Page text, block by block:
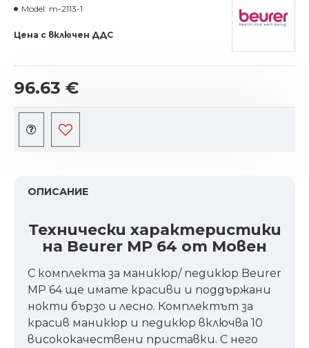
96.63 €
Model: m-2113-1
Цена с включен ДДС
ОПИСАНИЕ
Технически характеристики
на Beurer MP 64 от Мовен
С комплекта за маникюр/ педикюр Beurer
MP 64 ще имате красиви и поддържани
нокти бързо и лесно. Комплектът за
красив маникюр и педикюр включва 10
висококачествени приставки. С него